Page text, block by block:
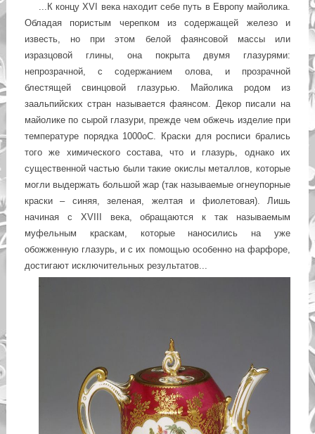
...К концу XVI века находит себе путь в Европу майолика.
Обладая пористым черепком из содержащей железо и
известь, но при этом белой фаянсовой массы или
изразцовой глины, она покрыта двумя глазурями:
непрозрачной, с содержанием олова, и прозрачной
блестящей свинцовой глазурью. Майолика родом из
заальпийских стран называется фаянсом. Декор писали на
майолике по сырой глазури, прежде чем обжечь изделие при
температуре порядка 1000оС. Краски для росписи брались
того же химического состава, что и глазурь, однако их
существенной частью были такие окислы металлов, которые
могли выдержать большой жар (так называемые огнеупорные
краски – синяя, зеленая, желтая и фиолетовая). Лишь
начиная с XVIII века, обращаются к так называемым
муфельным краскам, которые наносились на уже
обожженную глазурь, и с их помощью особенно на фарфоре,
достигают исключительных результатов...